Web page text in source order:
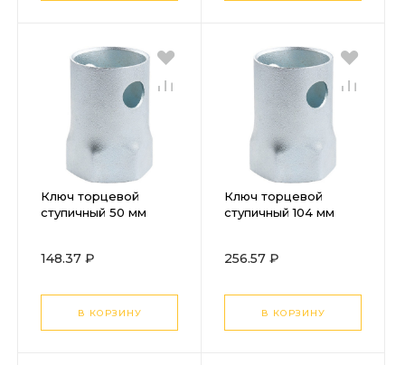
Ключ торцевой
ступичный 50 мм
148.37 ₽
В КОРЗИНУ
Ключ торцевой
ступичный 104 мм
256.57 ₽
В КОРЗИНУ